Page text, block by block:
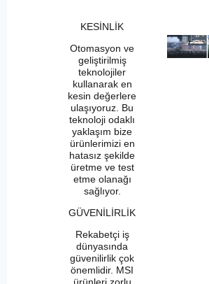
KESİNLİK
Otomasyon ve
geliştirilmiş
teknolojiler
kullanarak en
kesin değerlere
ulaşıyoruz. Bu
teknoloji odaklı
yaklaşım bize
ürünlerimizi en
hatasız şekilde
üretme ve test
etme olanağı
sağlıyor.
GÜVENİLİRLİK
Rekabetçi iş
dünyasında
güvenilirlik çok
önemlidir. MSI